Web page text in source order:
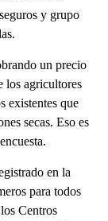
y grupo
un precio
los agricultores
existentes que
secas. Eso es
en la
para todos
Centros